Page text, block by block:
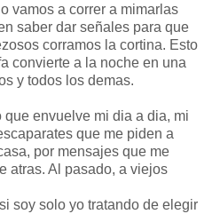
vamos a correr a mimarlas
saber dar señales para que
corramos la cortina. Esto
convierte a la noche en una
y todos los demas.
que envuelve mi dia a dia, mi
que me piden a
por mensajes que me
atras. Al pasado, a viejos
soy solo yo tratando de elegir